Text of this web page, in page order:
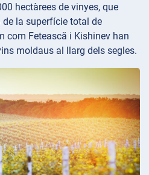
hectàrees de vinyes, que
la superfície total de
com Fetească i Kishinev han
moldaus al llarg dels segles.